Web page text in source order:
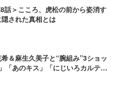
＞こころ、虎松の前から姿消す
された真相とは
＆麻生久美子と“腕組み”3ショッ
「あのキス」「にじいろカルテ」